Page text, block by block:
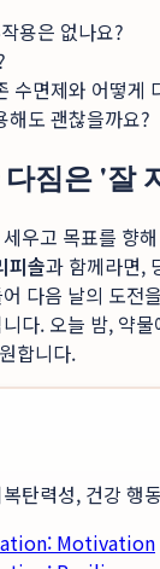
용은 없나요?
수면제와 어떻게
해도 괜찮을까요?
짐은 '잘
우고 목표를 향
피솔과 함께라면,
다음 날의 도
다. 오늘 밤, 약
합니다.
탄력성, 건강 행
Motivation